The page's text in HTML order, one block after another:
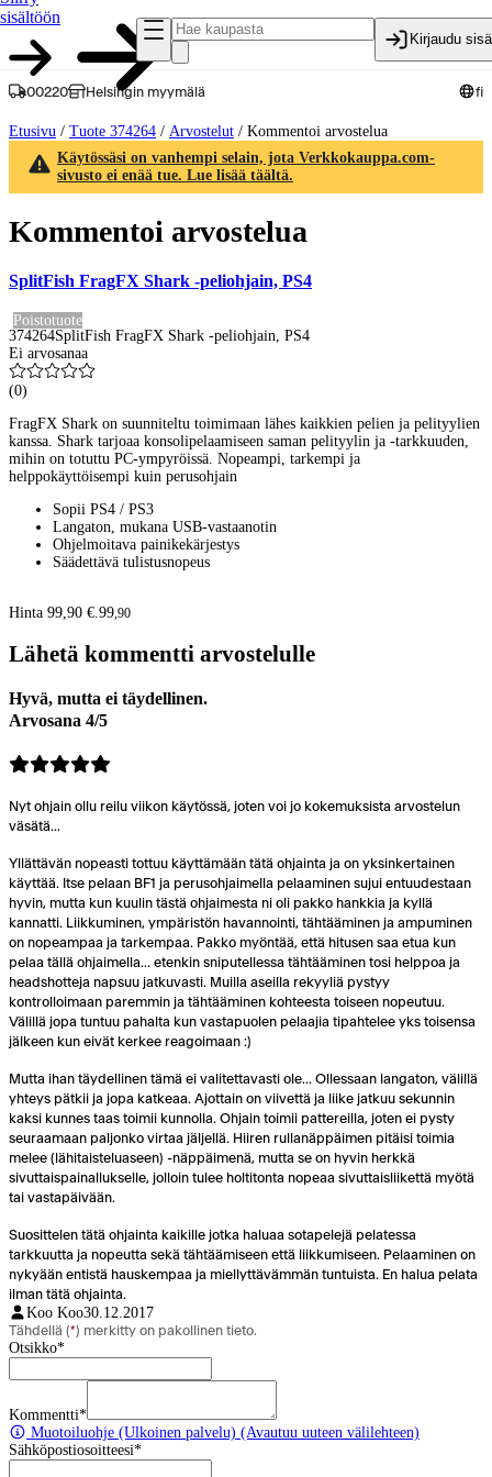
sisältöön
Kirjaudu
00220 Helsingin myymälä fi
Etusivu / Tuote 374264 / Arvostelut / Kommentoi arvostelua
Käytössäsi on vanhempi selain, jota Verkkokauppa.com-
sivusto ei enää tue. Lue lisää täältä.
Kommentoi arvostelua
SplitFish FragFX Shark -peliohjain, PS4
Poistotuote
374264SplitFish FragFX Shark -peliohjain, PS4
Ei arvosanaa
(0)
FragFX Shark on suunniteltu toimimaan lähes kaikkien pelien ja pelityylien
kanssa. Shark tarjoaa konsolipelaamiseen saman pelityylin ja -tarkkuuden,
mihin on totuttu PC-ympyröissä. Nopeampi, tarkempi ja
helppokäyttöisempi kuin perusohjain
Sopii PS4 / PS3
Langaton, mukana USB-vastaanotin
Ohjelmoitava painikekärjestys
Säädettävä tulistusnopeus
Hinta 99,90 €. 99,90
Lähetä kommentti arvostelulle
Hyvä, mutta ei täydellinen.
Arvosana 4/5
Nyt ohjain ollu reilu viikon käytössä, joten voi jo kokemuksista arvostelun
väsätä...
Yllättävän nopeasti tottuu käyttämään tätä ohjainta ja on yksinkertainen
käyttää. Itse pelaan BF1 ja perusohjaimella pelaaminen sujui entuudestaan
hyvin, mutta kun kuulin tästä ohjaimesta ni oli pakko hankkia ja kyllä
kannatti. Liikkuminen, ympäristön havannointi, tähtääminen ja ampuminen
on nopeampaa ja tarkempaa. Pakko myöntää, että hitusen saa etua kun
pelaa tällä ohjaimella... etenkin sniputellessa tähtääminen tosi helppoa ja
headshotteja napsuu jatkuvasti. Muilla aseilla rekyyliä pystyy
kontrolloimaan paremmin ja tähtääminen kohteesta toiseen nopeutuu.
Välillä jopa tuntuu pahalta kun vastapuolen pelaajia tipahtelee yks toisensa
jälkeen kun eivät kerkee reagoimaan :)
Mutta ihan täydellinen tämä ei valitettavasti ole... Ollessaan langaton, välillä
yhteys pätkii ja jopa katkeaa. Ajottain on viivettä ja liike jatkuu sekunnin
kaksi kunnes taas toimii kunnolla. Ohjain toimii pattereilla, joten ei pysty
seuraamaan paljonko virtaa jäljellä. Hiiren rullanäppäimen pitäisi toimia
melee (lähitaisteluaseen) -näppäimenä, mutta se on hyvin herkkä
sivuttaispainallukselle, jolloin tulee holtitonta nopeaa sivuttaisliikettä myötä
tai vastapäivään.
Suosittelen tätä ohjainta kaikille jotka haluaa sotapelejä pelatessa
tarkkuutta ja nopeutta sekä tähtäämiseen että liikkumiseen. Pelaaminen on
nykyään entistä hauskempaa ja miellyttävämmän tuntuista. En halua pelata
ilman tätä ohjainta.
Koo Koo30.12.2017
Tähdellä (*) merkitty on pakollinen tieto.
Otsikko*
Kommentti*
Muotoiluohje (Ulkoinen palvelu) (Avautuu uuteen välilehteen)
Sähköpostiosoitteesi*